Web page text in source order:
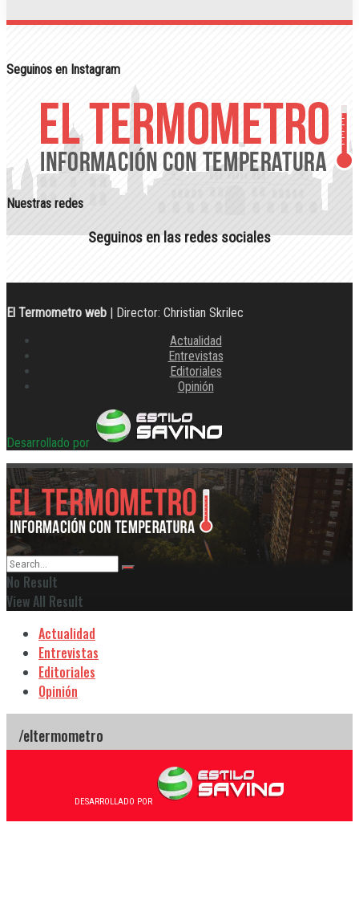
Seguinos en Instagram
Nuestras redes
Seguinos en las redes sociales
El Termometro web | Director: Christian Skrilec
Actualidad
Entrevistas
Editoriales
Opinión
Desarrollado por
No Result
View All Result
Actualidad
Entrevistas
Editoriales
Opinión
DESARROLLADO POR